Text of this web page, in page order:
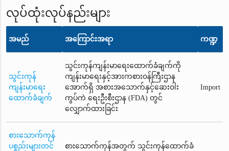
လုပ်ထုံးလုပ်နည်းများ
အမည် အကြောင်းအရာ ကဏ္ဍ
သွင်းကုန်
ကျန်းမာရေး
ထောက်ခံချက်
သွင်းကုန်ကျန်းမာရေးထောက်ခံချက်ကို
ကျန်းမာရေးနှင့်အားကစားဝန်ကြီးဌာန
အောက်ရှိ အစားအသောက်နှင့်ဆေးဝါး
ကွပ်ကဲ ရေးဦးစီးဌာန (FDA) တွင်
လျှောက်ထားခြင်း
Import
စားသောက်ကုန်
ပစ္စည်းများတင်
စားသောက်ကုန်အတွက် သွင်းကုန်ထောက်ခံ